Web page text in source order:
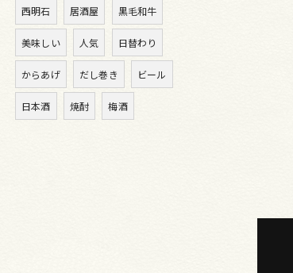
西明石 居酒屋 黒毛和牛
美味しい 人気 日替わり
からあげ だし巻き ビール
日本酒 焼酎 梅酒